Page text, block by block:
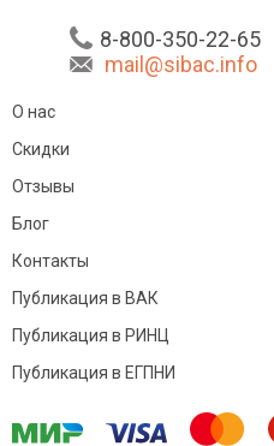
8-800-350-22-65
mail@sibac.info
О нас
Скидки
Отзывы
Блог
Контакты
Публикация в ВАК
Публикация в РИНЦ
Публикация в ЕГПНИ